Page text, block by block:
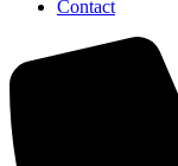
Contact